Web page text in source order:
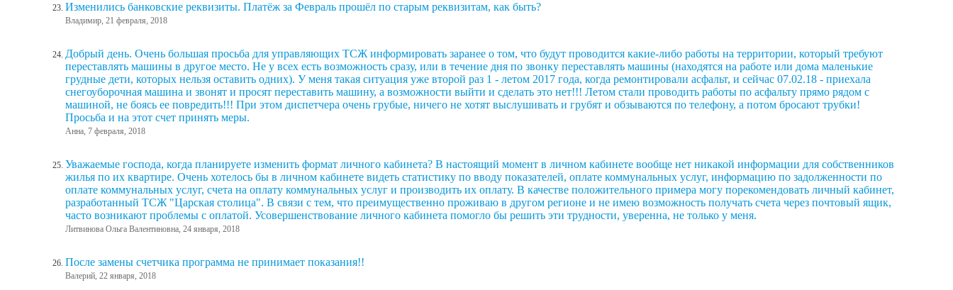
Изменились банковские реквизиты. Платёж за Февраль прошёл по старым реквизитам, как быть?
Владимир, 21 февраля, 2018
Добрый день. Очень большая просьба для управляющих ТСЖ информировать заранее о том, что будут проводится какие-либо работы на территории, который требуют
переставлять машины в другое место. Не у всех есть возможность сразу, или в течение дня по звонку переставлять машины (находятся на работе или дома маленькие
грудные дети, которых нельзя оставить одних). У меня такая ситуация уже второй раз 1 - летом 2017 года, когда ремонтировали асфальт, и сейчас 07.02.18 - приехала
снегоуборочная машина и звонят и просят переставить машину, а возможности выйти и сделать это нет!!! Летом стали проводить работы по асфальту прямо рядом с
машиной, не боясь ее повредить!!! При этом диспетчера очень грубые, ничего не хотят выслушивать и грубят и обзываются по телефону, а потом бросают трубки!
Просьба и на этот счет принять меры.
Анна, 7 февраля, 2018
Уважаемые господа, когда планируете изменить формат личного кабинета? В настоящий момент в личном кабинете вообще нет никакой информации для собственников
жилья по их квартире. Очень хотелось бы в личном кабинете видеть статистику по вводу показателей, оплате коммунальных услуг, информацию по задолженности по
оплате коммунальных услуг, счета на оплату коммунальных услуг и производить их оплату. В качестве положительного примера могу порекомендовать личный кабинет,
разработанный ТСЖ "Царская столица". В связи с тем, что преимущественно проживаю в другом регионе и не имею возможность получать счета через почтовый ящик,
часто возникают проблемы с оплатой. Усовершенствование личного кабинета помогло бы решить эти трудности, уверенна, не только у меня.
Литвинова Ольга Валентиновна, 24 января, 2018
После замены счетчика программа не принимает показания!!
Валерий, 22 января, 2018